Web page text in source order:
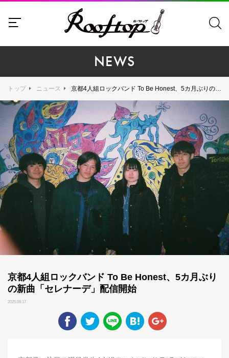
NEWS
トップ ニュース 京都4人組ロックバンド To Be Honest、5カ月ぶりの新曲「セレナーデ」配信開始
京都4人組ロックバンド To Be Honest、5カ月ぶり
の新曲「セレナーデ」配信開始
2025.09.17